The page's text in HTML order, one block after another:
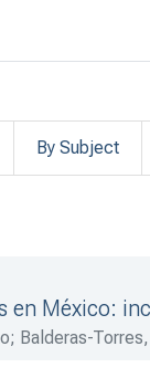
By Subject
México:
; Balderas-